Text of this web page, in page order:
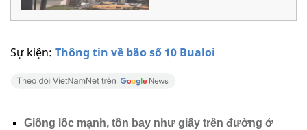
Sự kiện: Thông tin về bão số 10 Bualoi
Giông lốc mạnh, tôn bay như giấy trên đường ở